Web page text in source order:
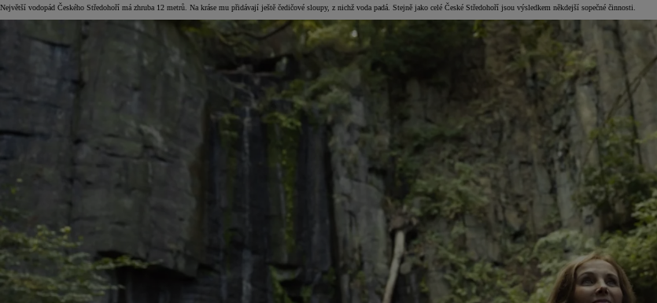
Největší vodopád Českého Středohoří má zhruba 12 metrů. Na kráse mu přidávají ještě čedičové sloupy, z nichž voda padá. Stejně jako celé České Středohoří jsou výsledkem někdejší sopečné činnosti.